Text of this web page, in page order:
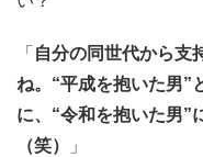
「 自分の同世代から支
ね。“平成を抱いた男”
に、“令和を抱いた男”
（笑）
」